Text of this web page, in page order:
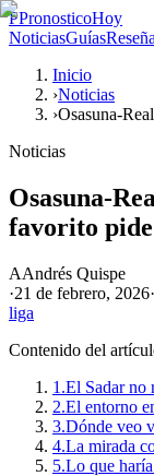
PPronosticoHoy
NoticiasGuías
Inicio
›Noticias
›Osasuna-
Noticias
Osasuna-
favorito
AAndrés Quispe
·21 de febrero, 2026·
liga
Contenido del
1.El Sadar no
2.El entorno
3.Dónde veo
4.La mirada
5.Lo que